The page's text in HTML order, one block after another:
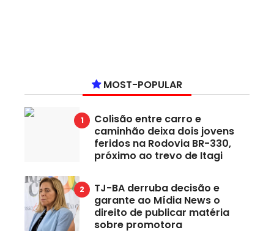
MOST-POPULAR
Colisão entre carro e
caminhão deixa dois jovens
feridos na Rodovia BR-330,
próximo ao trevo de Itagi
TJ-BA derruba decisão e
garante ao Mídia News o
direito de publicar matéria
sobre promotora